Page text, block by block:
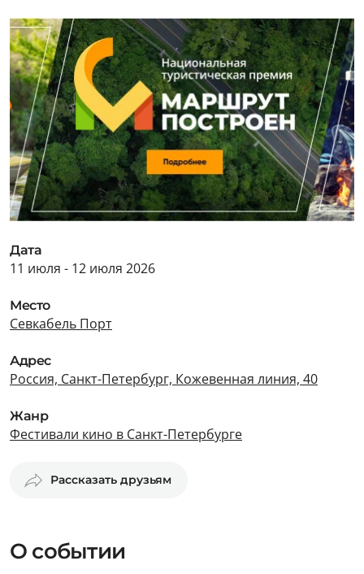
Дата
11 июля - 12 июля 2026
Место
Севкабель Порт
Адрес
Россия, Санкт-Петербург, Кожевенная линия, 40
Жанр
Фестивали кино в Санкт-Петербурге
Рассказать друзьям
О событии